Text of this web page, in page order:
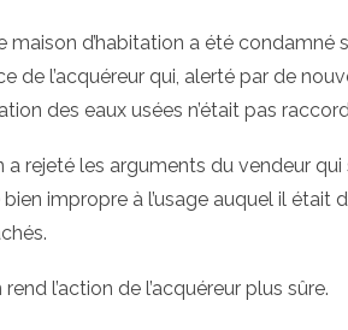
maison d’habitation a été
de l’acquéreur qui, alerté par de
des eaux usées n’était pas
a rejeté les arguments du vendeur
impropre à l’usage auquel il était
l’action de l’acquéreur plus sûre.